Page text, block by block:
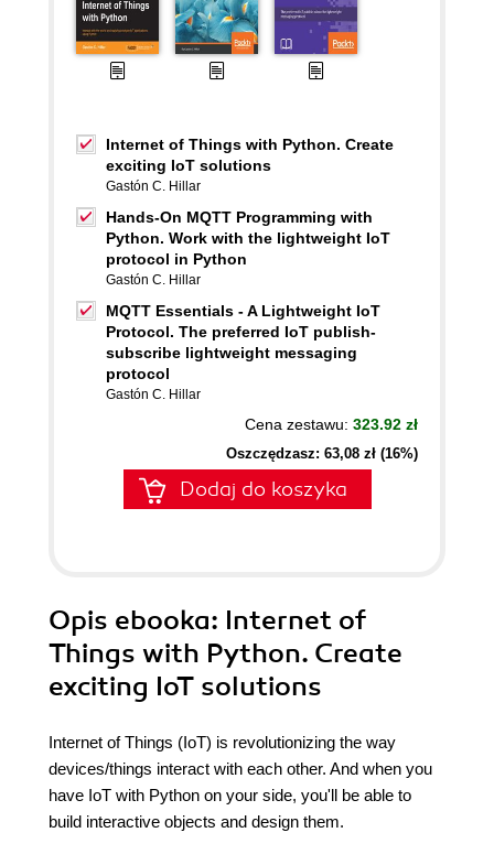
Internet of Things with Python. Create
exciting IoT solutions
Gastón C. Hillar
Hands-On MQTT Programming with
Python. Work with the lightweight IoT
protocol in Python
Gastón C. Hillar
MQTT Essentials - A Lightweight IoT
Protocol. The preferred IoT publish-
subscribe lightweight messaging
protocol
Gastón C. Hillar
Cena zestawu: 323.92 zł
Oszczędzasz: 63,08 zł (16%)
Dodaj do koszyka
Opis ebooka: Internet of
Things with Python. Create
exciting IoT solutions
Internet of Things (IoT) is revolutionizing the way
devices/things interact with each other. And when you
have IoT with Python on your side, you'll be able to
build interactive objects and design them.